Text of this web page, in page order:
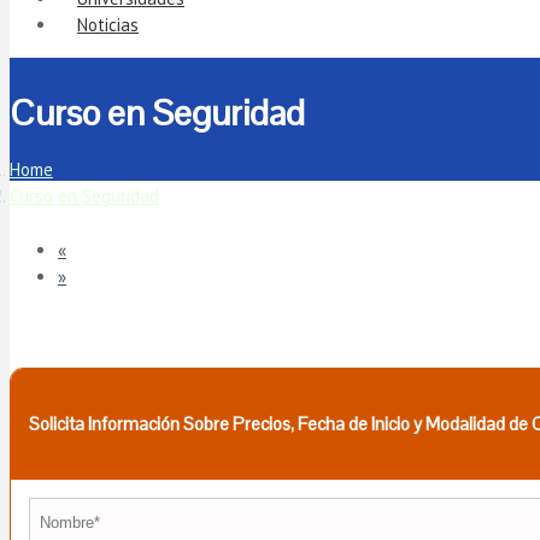
Noticias
Curso en Seguridad
Home
Curso en Seguridad
«
»
Solicita Información Sobre Precios, Fecha de Inicio y Modalidad de